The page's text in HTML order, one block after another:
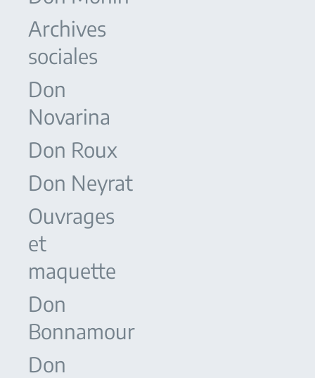
Archives
sociales
Don
Novarina
Don Roux
Don Neyrat
Ouvrages
et
maquette
Don
Bonnamour
Don